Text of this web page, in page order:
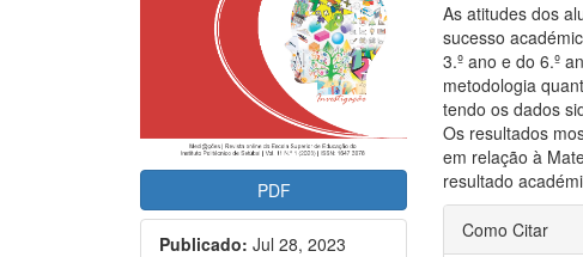
PDF
Publicado: Jul 28, 2023
As atitudes dos
sucesso
3.º ano e do 6.º
metodologia
tendo os dados
Os resultados
em relação à
resultado
Como Citar